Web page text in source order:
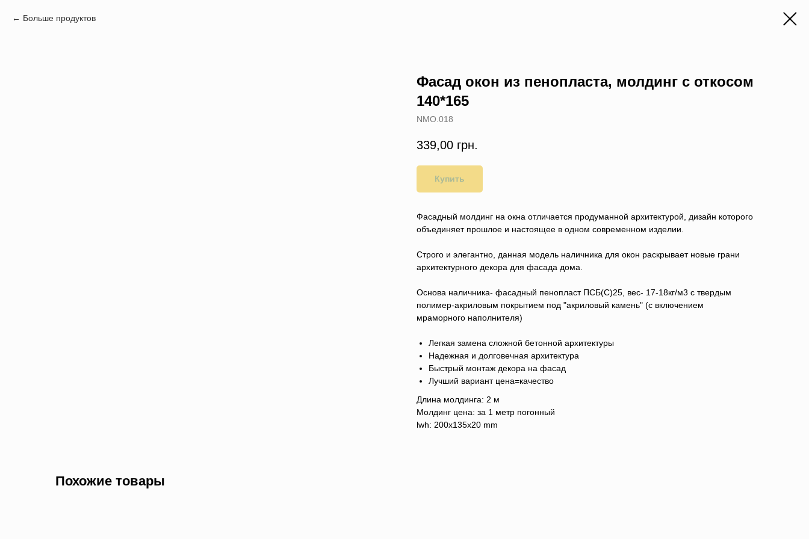
Больше продуктов
Фасад окон из пенопласта, молдинг с откосом
140*165
NMO.018
339,00 грн.
Купить
Фасадный молдинг на окна отличается продуманной архитектурой, дизайн которого
объединяет прошлое и настоящее в одном современном изделии.
Строго и элегантно, данная модель наличника для окон раскрывает новые грани
архитектурного декора для фасада дома.
Основа наличника- фасадный пенопласт ПСБ(C)25, вес- 17-18кг/м3 с твердым
полимер-акриловым покрытием под "акриловый камень" (с включением
мраморного наполнителя)
Легкая замена сложной бетонной архитектуры
Надежная и долговечная архитектура
Быстрый монтаж декора на фасад
Лучший вариант цена=качество
Длина молдинга: 2 м
Молдинг цена: за 1 метр погонный
lwh: 200x135x20 mm
Похожие товары